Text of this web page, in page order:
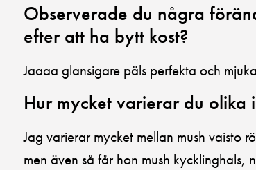
Observerade du några
efter att ha bytt kost?
Jaaaa glansigare päls perfekta och
Hur mycket varierar du
Jag varierar mycket mellan mush vaisto
men även så får hon mush kycklinghals,